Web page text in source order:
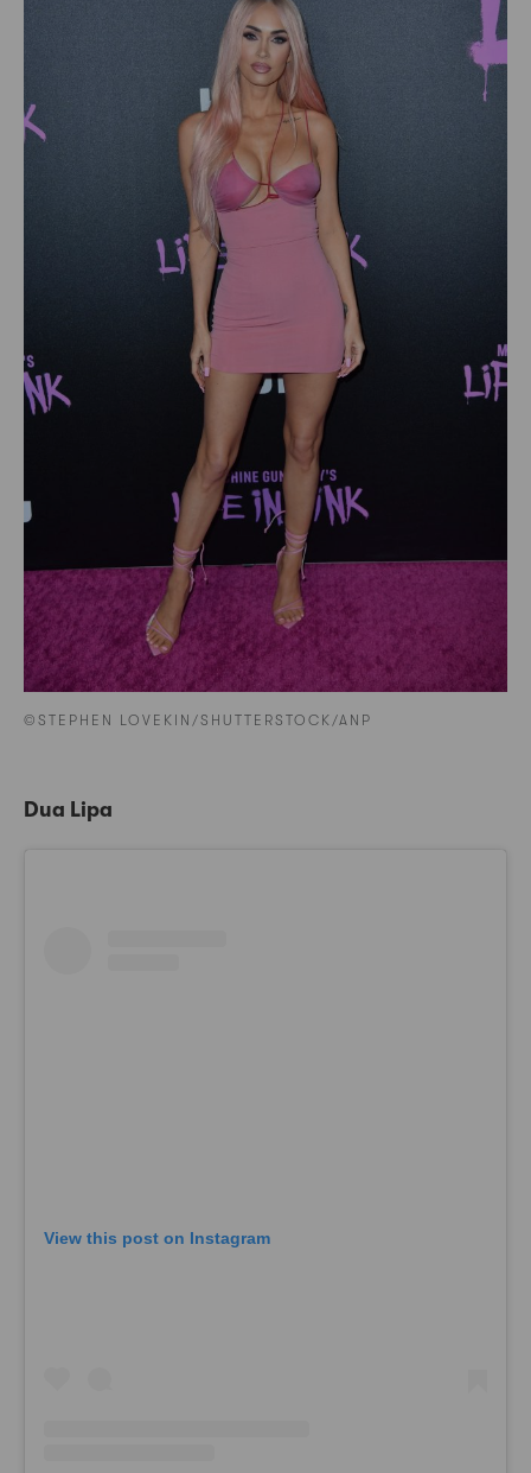
©STEPHEN LOVEKIN/SHUTTERSTOCK/ANP
Dua Lipa
View this post on Instagram